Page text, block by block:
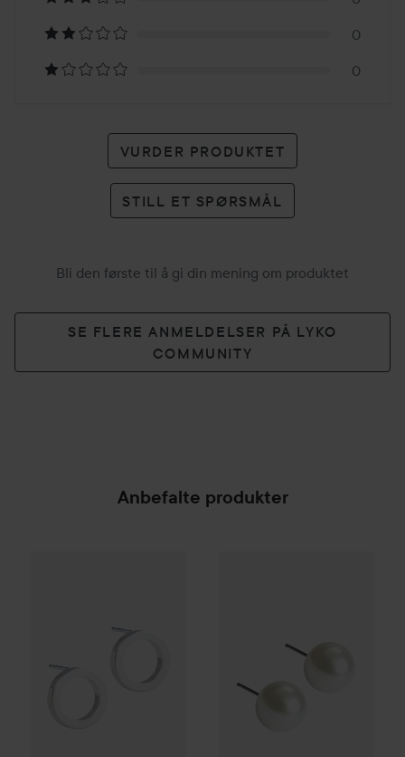
karakter
0
0
VURDER PRODUKTET
STILL ET SPØRSMÅL
Bli den første til å gi din mening om produktet
SE FLERE ANMELDELSER PÅ LYKO
COMMUNITY
Anbefalte produkter